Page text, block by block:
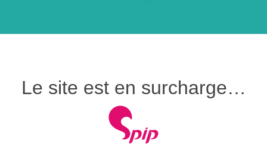
Le site est en surcharge…